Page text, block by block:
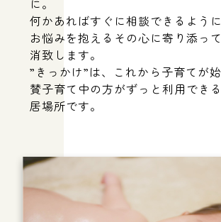
に。
何かあればすぐに相談できるように
お悩みを抱えるその心に寄り添っ
消致します。
”きっかけ”は、これから子育てが
賛子育て中の方がずっと利用でき
居場所です。